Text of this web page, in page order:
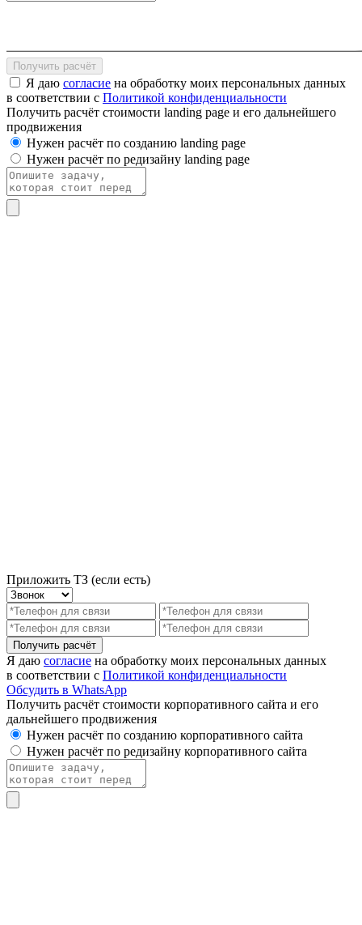
Получить расчёт
Я даю согласие на обработку моих персональных данных
в соответствии с Политикой конфиденциальности
Получить расчёт стоимости landing page и его дальнейшего
продвижения
Нужен расчёт по созданию landing page
Нужен расчёт по редизайну landing page
Приложить ТЗ (если есть)
Получить расчёт
Я даю согласие на обработку моих персональных данных
в соответствии с Политикой конфиденциальности
Обсудить в WhatsApp
Получить расчёт стоимости корпоративного сайта и его
дальнейшего продвижения
Нужен расчёт по созданию корпоративного сайта
Нужен расчёт по редизайну корпоративного сайта